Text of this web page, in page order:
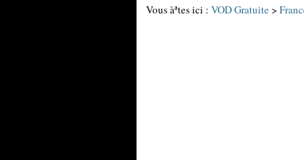
Vous àªtes ici : VOD Gratuite>